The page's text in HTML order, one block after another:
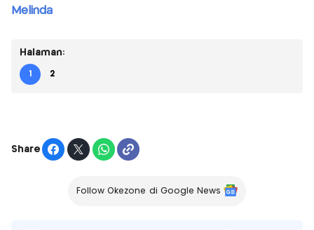
Melinda
Halaman:
1 2
Share
Follow Okezone di Google News